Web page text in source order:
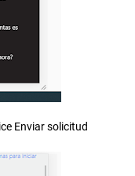
Enviar solicitud